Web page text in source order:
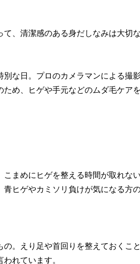
、清潔感のある身だしなみは大切
な日。プロのカメラマンによる撮
め、ヒゲや手元などのムダ毛ケア
まめにヒゲを整える時間が取れな
ヒゲやカミソリ負けが気になる方
。えり足や首回りを整えておくこと
れています。